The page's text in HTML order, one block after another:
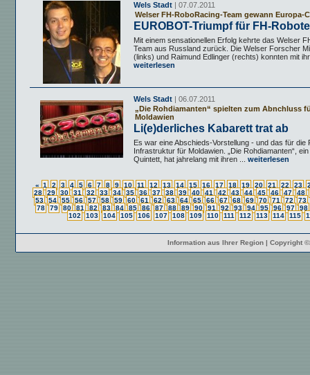
Wels Stadt | 07.07.2011
Welser FH-RoboRacing-Team gewann Europa-
EUROBOT-Triumpf für FH-
Mit einem sensationellen Erfolg kehrte das Welser
Team aus Russland zurück. Die Welser Forscher
(links) und Raimund Edlinger (rechts) konnten mit
weiterlesen
Wels Stadt | 06.07.2011
„Die Rohdiamanten“ spielten zum Abnchluss
Moldawien
Li(e)derliches Kabarett trat ab
Es war eine Abschieds-Vorstellung - und das für die
Infrastruktur für Moldawien. „Die Rohdiamanten“,
Quintett, hat jahrelang mit ihren ...
weiterlesen
« 1 2 3 4 5 6 7 8 9 10 11 12 13 14 15 16 17 18 19 20 21 22 23
28
29 30 31 32 33 34 35 36 37 38 39 40 41 42 43 44 45 46 47
48
53
54 55 56 57 58 59 60 61 62 63 64 65 66 67 68 69 70 71 72
73
78
79 80 81 82 83 84 85 86 87 88 89 90 91 92 93 94 95 96 97
98
102
103 104 105 106 107 108 109 110 111 112 113 114 115
Information aus Ihrer Region | Copyright